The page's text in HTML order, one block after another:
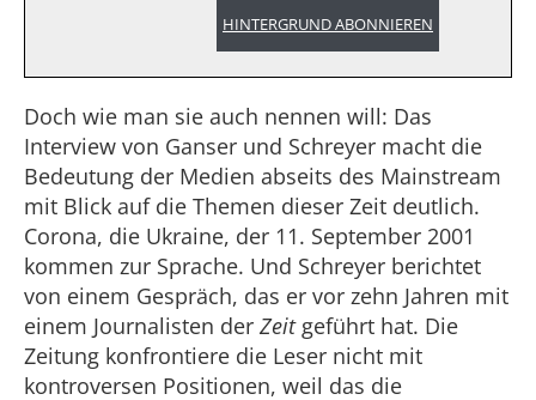
HINTERGRUND ABONNIEREN
Doch wie man sie auch nennen will: Das
Interview von Ganser und Schreyer macht die
Bedeutung der Medien abseits des Mainstream
mit Blick auf die Themen dieser Zeit deutlich.
Corona, die Ukraine, der 11. September 2001
kommen zur Sprache. Und Schreyer berichtet
von einem Gespräch, das er vor zehn Jahren mit
einem Journalisten der Zeitgeführt hat. Die
Zeitung konfrontiere die Leser nicht mit
kontroversen Positionen, weil das die